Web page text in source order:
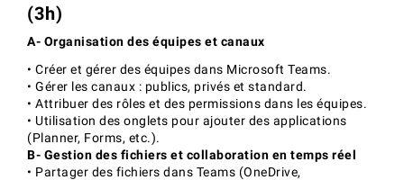
(3h)
A- Organisation des équipes et canaux
• Créer et gérer des équipes dans Microsoft Teams.
• Gérer les canaux : publics, privés et standard.
• Attribuer des rôles et des permissions dans les équipes.
• Utilisation des onglets pour ajouter des applications
(Planner, Forms, etc.).
B- Gestion des fichiers et collaboration en temps réel
• Partager des fichiers dans Teams (OneDrive,